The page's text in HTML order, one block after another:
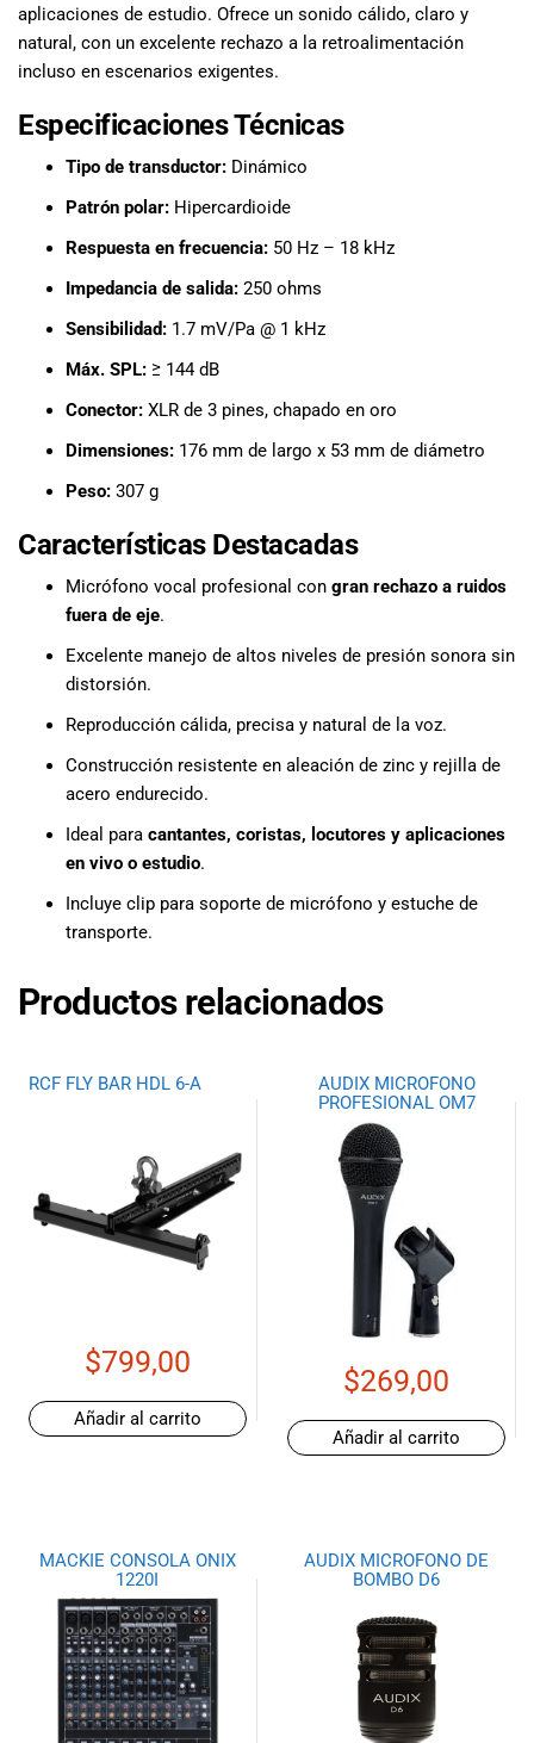
aplicaciones de estudio. Ofrece un sonido cálido, claro y
natural, con un excelente rechazo a la retroalimentación
incluso en escenarios exigentes.
Especificaciones Técnicas
Tipo de transductor: Dinámico
Patrón polar: Hipercardioide
Respuesta en frecuencia: 50 Hz – 18 kHz
Impedancia de salida: 250 ohms
Sensibilidad: 1.7 mV/Pa @ 1 kHz
Máx. SPL: ≥ 144 dB
Conector: XLR de 3 pines, chapado en oro
Dimensiones: 176 mm de largo x 53 mm de diámetro
Peso: 307 g
Características Destacadas
Micrófono vocal profesional con gran rechazo a ruidos
fuera de eje.
Excelente manejo de altos niveles de presión sonora sin
distorsión.
Reproducción cálida, precisa y natural de la voz.
Construcción resistente en aleación de zinc y rejilla de
acero endurecido.
Ideal para cantantes, coristas, locutores y aplicaciones
en vivo o estudio.
Incluye clip para soporte de micrófono y estuche de
transporte.
Productos relacionados
RCF FLY BAR HDL 6-A
$799,00
Añadir al carrito
AUDIX MICROFONO
PROFESIONAL OM7
$269,00
Añadir al carrito
MACKIE CONSOLA ONIX
1220I
AUDIX MICROFONO DE
BOMBO D6